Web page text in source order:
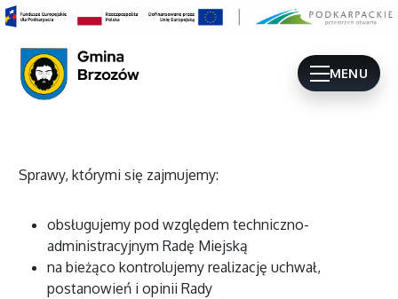
MENU
Sprawy, którymi się zajmujemy:
obsługujemy pod względem techniczno-
administracyjnym Radę Miejską
na bieżąco kontrolujemy realizację uchwał,
postanowień i opinii Rady